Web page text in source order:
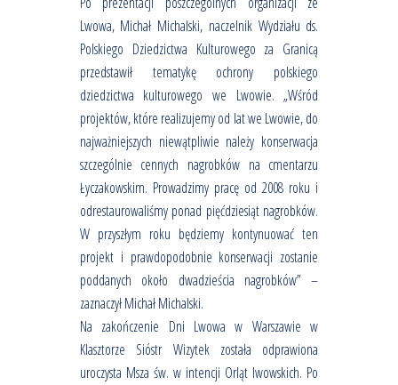
Lwowa, Michał Michalski, naczelnik Wydziału ds.
Polskiego Dziedzictwa Kulturowego za Granicą
przedstawił tematykę ochrony polskiego
dziedzictwa kulturowego we Lwowie. „Wśród
projektów, które realizujemy od lat we Lwowie, do
najważniejszych niewątpliwie należy konserwacja
szczególnie cennych nagrobków na cmentarzu
Łyczakowskim. Prowadzimy pracę od 2008 roku i
odrestaurowaliśmy ponad pięćdziesiąt nagrobków.
W przyszłym roku będziemy kontynuować ten
projekt i prawdopodobnie konserwacji zostanie
poddanych około dwadzieścia nagrobków” –
zaznaczył Michał Michalski.
Na zakończenie Dni Lwowa w Warszawie w
Klasztorze Sióstr Wizytek została odprawiona
uroczysta Msza św. w intencji Orląt lwowskich. Po